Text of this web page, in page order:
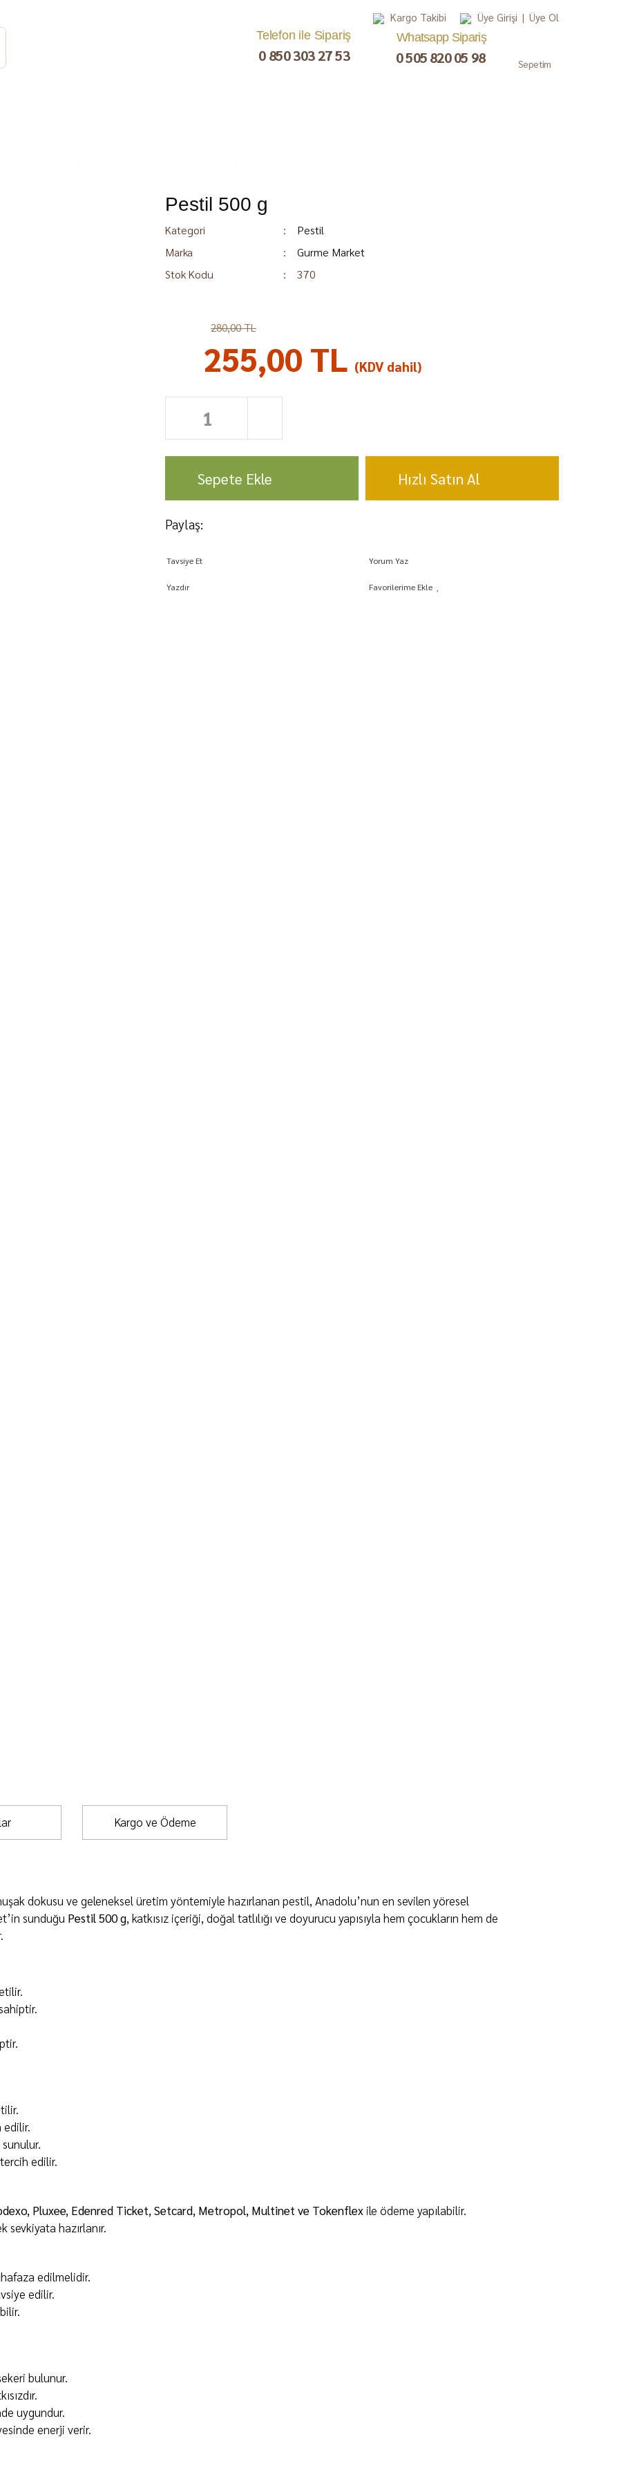
Kargo Takibi Üye Girişi | Üye Ol
Telefon ile Sipariş
0 850 303 27 53
Whatsapp Sipariş
0 505 820 05 98 Sepetim
Kahvaltılık Kuru Yemiş
Pestil, Muska,
Sucuk
Pestil 500 g
Kategori
Pestil
Marka
Gurme Market
Stok Kodu
370
280,00 TL
255,00 TL (KDV dahil)
Sepete Ekle Hızlı Satın Al
Paylaş:
Tavsiye Et Yorum Yaz
Yazdır
Kargo ve Ödeme
dokusu ve geleneksel üretim yöntemiyle hazırlanan pestil, Anadolu’nun en sevilen yöresel
sunduğu Pestil 500 g, katkısız içeriği, doğal tatlılığı ve doyurucu yapısıyla hem çocukların hem de
edilir.
edilir.
Pluxee, Edenred Ticket, Setcard, Metropol, Multinet ve Tokenflex ile ödeme yapılabilir.
sevkiyata hazırlanır.
edilmelidir.
edilir.
bulunur.
uygundur.
enerji verir.